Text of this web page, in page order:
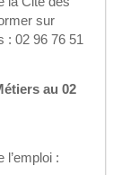
sur
: 02 96 76 51
au 02
: